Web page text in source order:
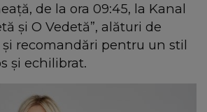
de la ora 09:45, la Kanal
și O Vedetă”, alături de
recomandări pentru un stil
și echilibrat.